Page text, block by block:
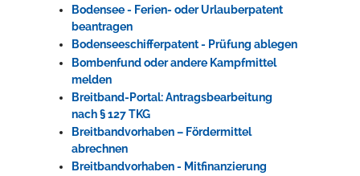
Bodensee - Ferien- oder Urlauberpatent
beantragen
Bodenseeschifferpatent - Prüfung ablegen
Bombenfund oder andere Kampfmittel
melden
Breitband-Portal: Antragsbearbeitung
nach § 127 TKG
Breitbandvorhaben – Fördermittel
abrechnen
Breitbandvorhaben - Mitfinanzierung